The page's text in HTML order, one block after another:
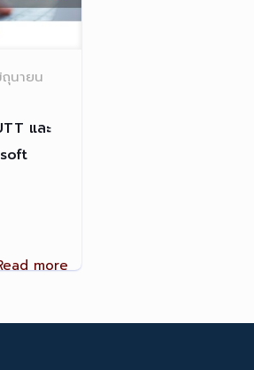
นายน
และ
more